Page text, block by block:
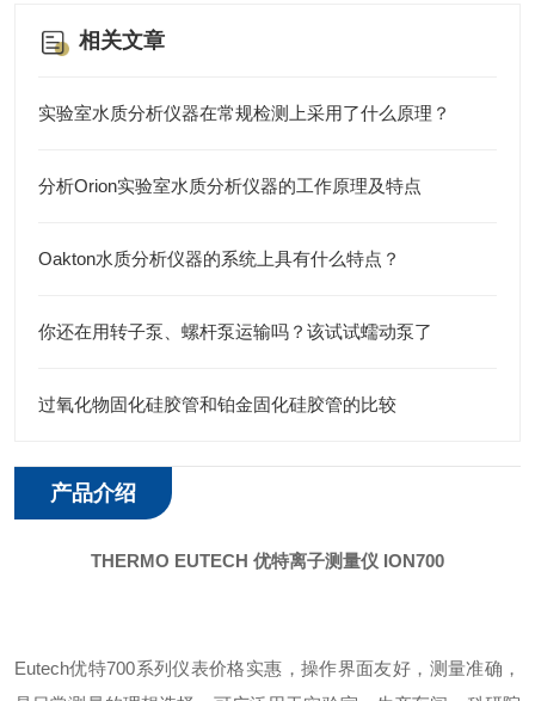
相关文章
实验室水质分析仪器在常规检测上采用了什么原理？
分析Orion实验室水质分析仪器的工作原理及特点
Oakton水质分析仪器的系统上具有什么特点？
你还在用转子泵、螺杆泵运输吗？该试试蠕动泵了
过氧化物固化硅胶管和铂金固化硅胶管的比较
产品介绍
THERMO EUTECH 优特离子测量仪 ION700
Eutech优特700系列仪表价格实惠，操作界面友好，测量准确，